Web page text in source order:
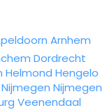
Arnhem
Dordrecht
Helmond Hengelo
Nijmegen Nijmegen
Veenendaal